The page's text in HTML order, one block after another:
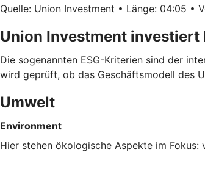
Quelle: Union Investment • Länge: 04:05 •
Union Investment investiert
Die sogenannten ESG-Kriterien sind der
wird geprüft, ob das Geschäftsmodell des
Umwelt
Environment
Hier stehen ökologische Aspekte im